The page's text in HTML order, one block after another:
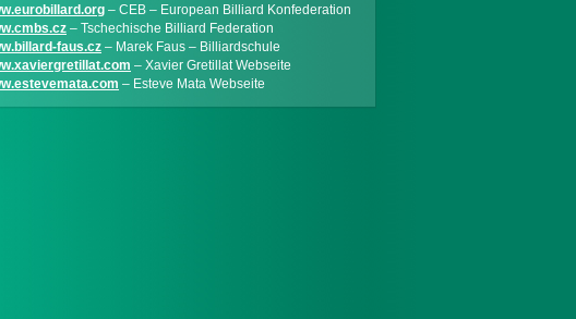
– CEB – European Billiard Konfederation
– Tschechische Billiard Federation
faus.cz – Marek Faus – Billiardschule
– Xavier Gretillat Webseite
– Esteve Mata Webseite